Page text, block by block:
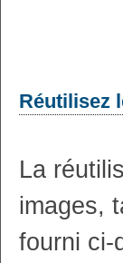
Réutilisez
La
images,
fourni ci-